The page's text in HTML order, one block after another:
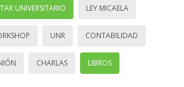
UNIVERSITARIO LEY MICAELA
UNR CONTABILIDAD
CHARLAS LIBROS